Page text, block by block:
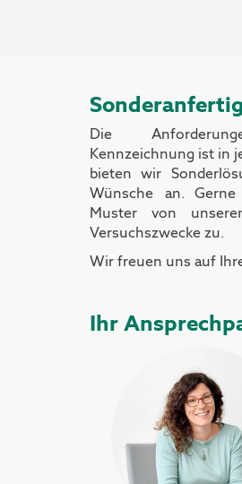
Die
Kennzeichnung ist in
bieten wir
Wünsche an.
Muster von
Versuchszwecke zu.
Wir freuen uns auf
Ihr